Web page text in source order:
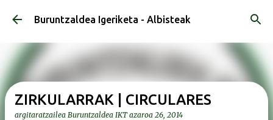
Saltatu eta joan eduki nagusira
Buruntzaldea Igeriketa - Albisteak
ZIRKULARRAK | CIRCULARES
argitaratzailea Buruntzaldea IKT azaroa 26, 2014